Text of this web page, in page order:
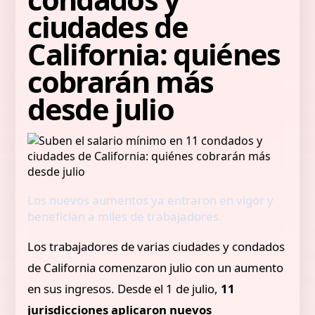
ciudades de
California: quiénes
cobrarán más
desde julio
Los nuevos aumentos ya entraron en vigor y
benefician a miles de trabajadores.
Los trabajadores de varias ciudades y condados
de California comenzaron julio con un aumento
en sus ingresos. Desde el 1 de julio, 11
jurisdicciones aplicaron nuevos